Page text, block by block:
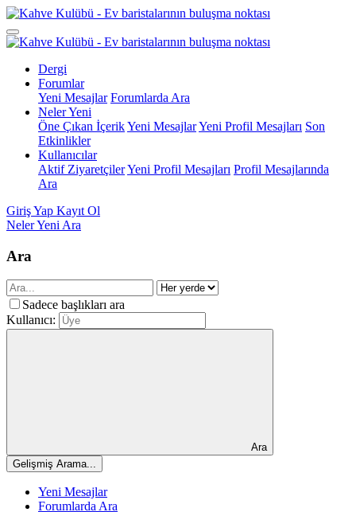
Dergi
Forumlar
Yeni Mesajlar Forumlarda Ara
Neler Yeni
Öne Çıkan İçerikYeni MesajlarYeni Profil Mesajları Son
Etkinlikler
Kullanıcılar
Aktif ZiyaretçilerYeni Profil Mesajları Profil Mesajlarında
Ara
Giriş Yap Kayıt Ol
Neler Yeni Ara
Ara
Sadece başlıkları ara
Kullanıcı:
Ara
Gelişmiş Arama...
Yeni Mesajlar
Forumlarda Ara